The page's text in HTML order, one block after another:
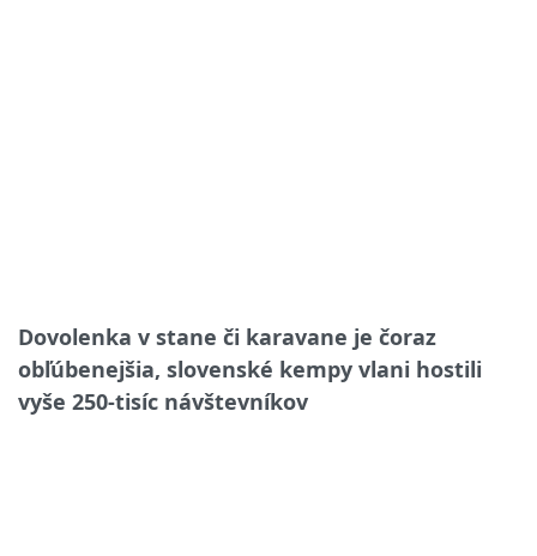
Dovolenka v stane či karavane je čoraz
obľúbenejšia, slovenské kempy vlani hostili
vyše 250-tisíc návštevníkov